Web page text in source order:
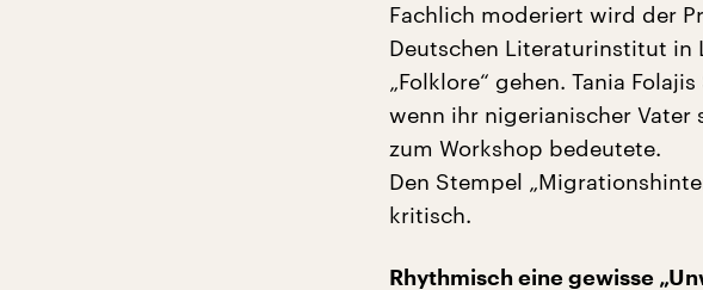
Fachlich moderiert wird der
Deutschen Literaturinstitut in
„Folklore“ gehen. Tania
wenn ihr nigerianischer Vater
zum Workshop bedeutete.
Den Stempel
kritisch.
Rhythmisch eine gewisse